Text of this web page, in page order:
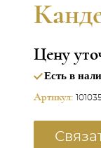
Цену
Есть в
Артикул: